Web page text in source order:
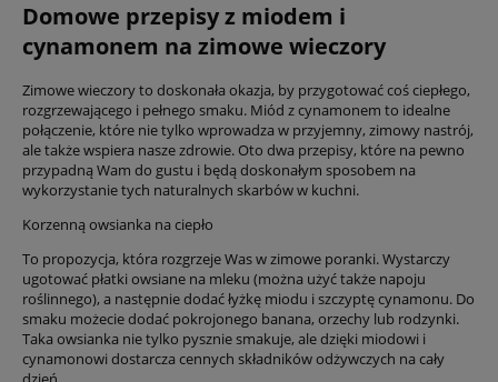
Domowe przepisy z miodem i
cynamonem na zimowe wieczory
Zimowe wieczory to doskonała okazja, by przygotować coś ciepłego,
rozgrzewającego i pełnego smaku. Miód z cynamonem to idealne
połączenie, które nie tylko wprowadza w przyjemny, zimowy nastrój,
ale także wspiera nasze zdrowie. Oto dwa przepisy, które na pewno
przypadną Wam do gustu i będą doskonałym sposobem na
wykorzystanie tych naturalnych skarbów w kuchni.
Korzenną owsianka na ciepło
To propozycja, która rozgrzeje Was w zimowe poranki. Wystarczy
ugotować płatki owsiane na mleku (można użyć także napoju
roślinnego), a następnie dodać łyżkę miodu i szczyptę cynamonu. Do
smaku możecie dodać pokrojonego banana, orzechy lub rodzynki.
Taka owsianka nie tylko pysznie smakuje, ale dzięki miodowi i
cynamonowi dostarcza cennych składników odżywczych na cały